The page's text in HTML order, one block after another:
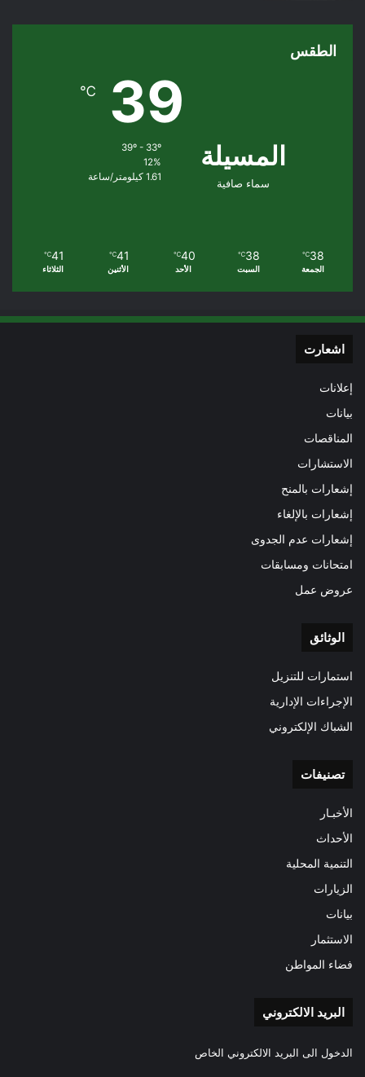
الطقس
المسيلة
سماء صافية
39
℃
39º - 33º
12%
1.61 كيلومتر/ساعة
38
℃
الجمعة
38
℃
السبت
40
℃
الأحد
41
℃
الأثنين
41
℃
الثلاثاء
اشعارت
إعلانات
بيانات
المناقصات
الاستشارات
إشعارات بالمنح
إشعارات بالإلغاء
إشعارات عدم الجدوى
امتحانات ومسابقات
عروض عمل
الوثائق
استمارات للتنزيل
الإجراءات الإدارية
الشباك الإلكتروني
تصنيفات
الأخبـار
الأحداث
التنمية المحلية
الزيارات
بيانات
الاستثمار
فضاء المواطن
البريد الالكتروني
الدخول الى البريد الالكتروني الخاص